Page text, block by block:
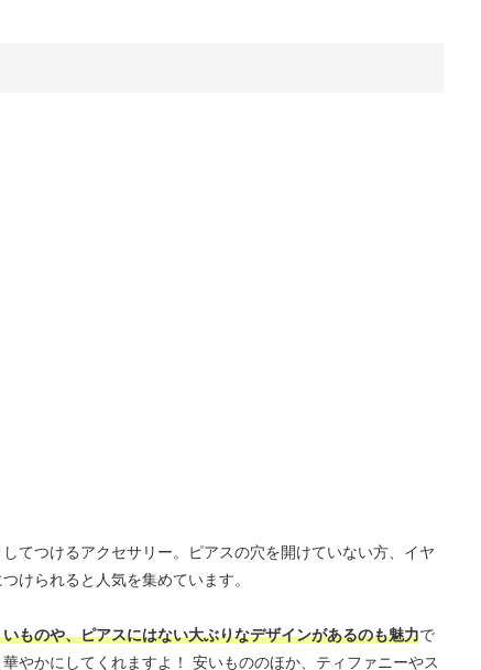
てつけるアクセサリー。ピアスの穴を開けていない方、イヤ
けられると人気を集めています。
ものや、ピアスにはない大ぶりなデザインがあるのも魅力で
やかにしてくれますよ！ 安いもののほか、ティファニーやス